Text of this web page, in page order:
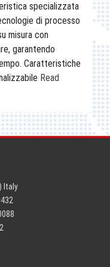
specializzata
di processo
misura con
garantendo
Caratteristiche
Read
Italy